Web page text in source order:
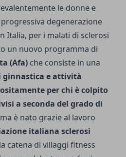
le donne e
degenerazione
Italia, per i malati di sclerosi
un nuovo programma di
(Afa) che consiste in una
ginnastica e attività
per chi è colpito
a seconda del grado di
è nato grazie al lavoro
italiana sclerosi
catena di villaggi fitness